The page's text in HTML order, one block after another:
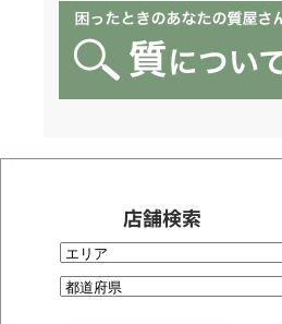
店舗検索